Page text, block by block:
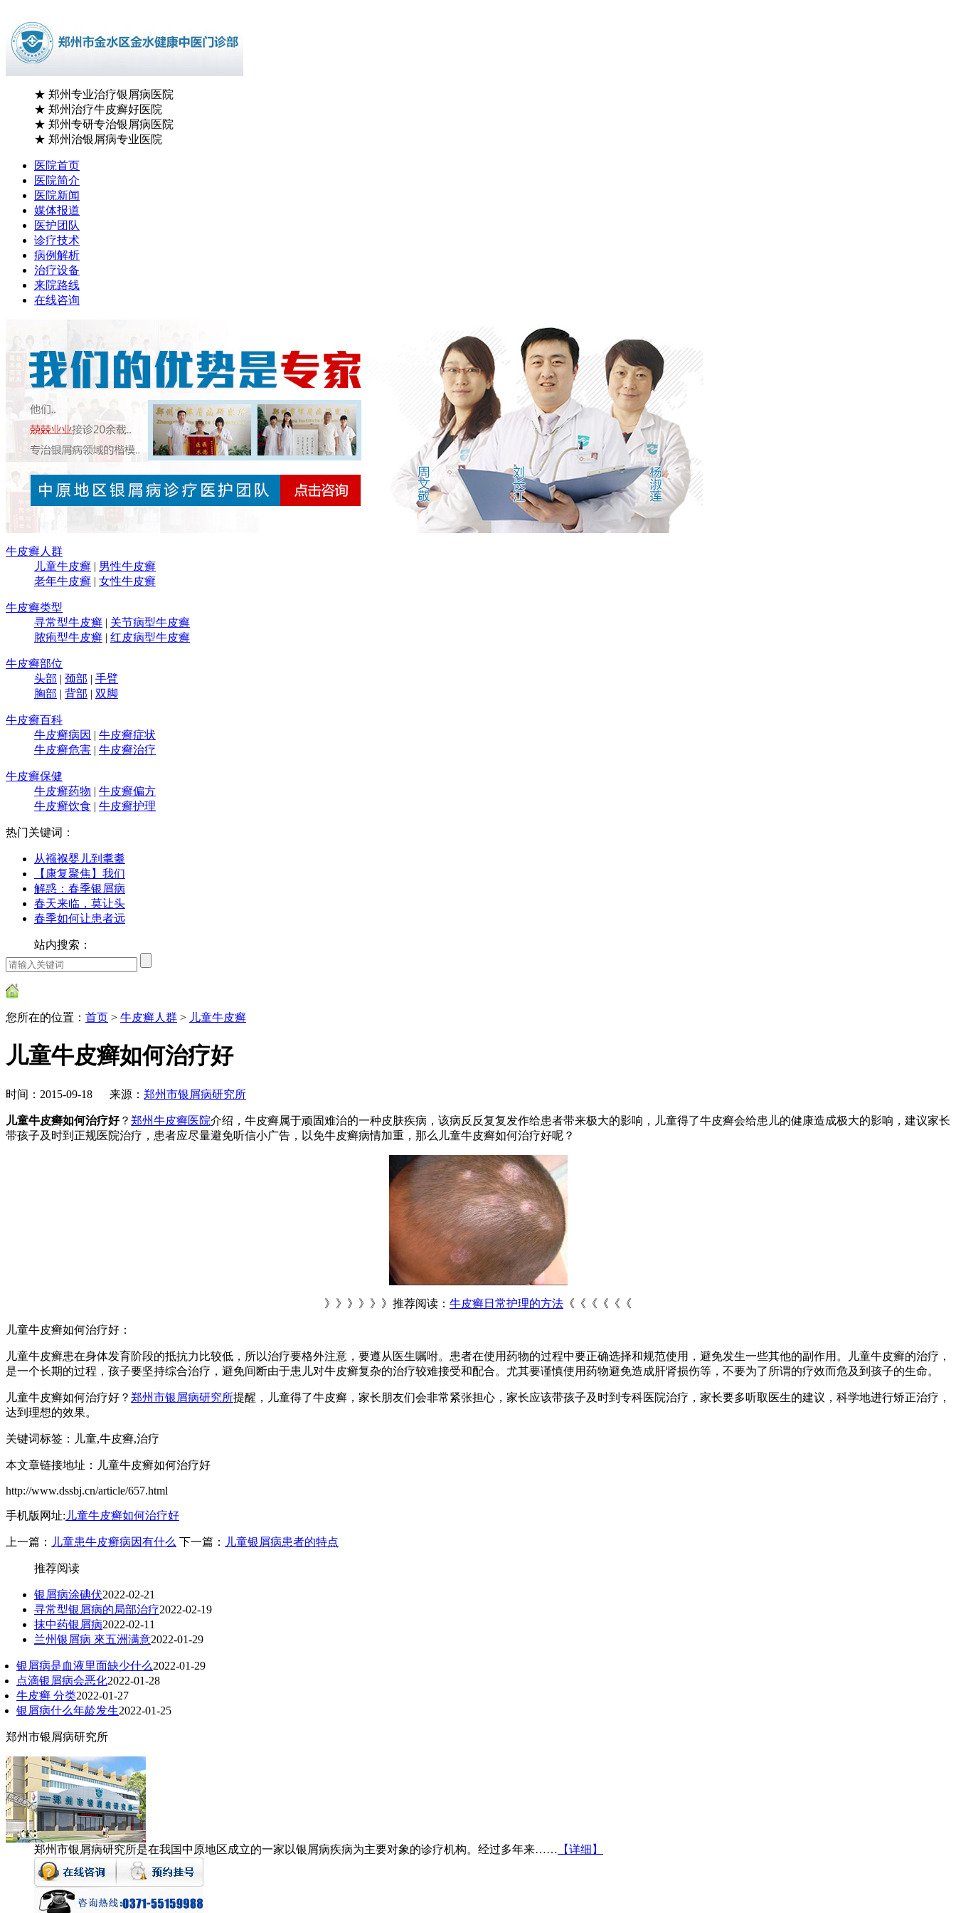
★ 郑州专业治疗银屑病医院
★ 郑州治疗牛皮癣好医院
★ 郑州专研专治银屑病医院
★ 郑州治银屑病专业医院
医院首页
医院简介
医院新闻
媒体报道
医护团队
诊疗技术
病例解析
治疗设备
来院路线
在线咨询
牛皮癣人群
儿童牛皮癣 | 男性牛皮癣
老年牛皮癣 | 女性牛皮癣
牛皮癣类型
寻常型牛皮癣 | 关节病型牛皮癣
脓疱型牛皮癣 | 红皮病型牛皮癣
牛皮癣部位
头部 | 颈部 | 手臂
胸部 | 背部 | 双脚
牛皮癣百科
牛皮癣病因 | 牛皮癣症状
牛皮癣危害 | 牛皮癣治疗
牛皮癣保健
牛皮癣药物 | 牛皮癣偏方
牛皮癣饮食 | 牛皮癣护理
热门关键词：
从襁褓婴儿到耄耋
【康复聚焦】我们
解惑：春季银屑病
春天来临，莫让头
春季如何让患者远
站内搜索：
您所在的位置： 首页 > 牛皮癣人群 > 儿童牛皮癣
儿童牛皮癣如何治疗好
时间：2015-09-18 来源： 郑州市银屑病研究所
儿童牛皮癣如何治疗好？ 郑州牛皮癣医院介绍，牛皮癣属于顽固难治的一种皮肤疾病，该病反反复复发作给患者带来极大的影响，儿童得了牛皮癣会给患儿的健康造成极大的影响，建议家长
带孩子及时到正规医院治疗，患者应尽量避免听信小广告，以免牛皮癣病情加重，那么儿童牛皮癣如何治疗好呢？
》》》》》》推荐阅读： 牛皮癣日常护理的方法 《《《《《《
儿童牛皮癣如何治疗好：
儿童牛皮癣患在身体发育阶段的抵抗力比较低，所以治疗要格外注意，要遵从医生嘱咐。患者在使用药物的过程中要正确选择和规范使用，避免发生一些其他的副作用。儿童牛皮癣的治疗，
是一个长期的过程，孩子要坚持综合治疗，避免间断由于患儿对牛皮癣复杂的治疗较难接受和配合。尤其要谨慎使用药物避免造成肝肾损伤等，不要为了所谓的疗效而危及到孩子的生命。
儿童牛皮癣如何治疗好？ 郑州市银屑病研究所提醒，儿童得了牛皮癣，家长朋友们会非常紧张担心，家长应该带孩子及时到专科医院治疗，家长要多听取医生的建议，科学地进行矫正治疗，
达到理想的效果。
关键词标签：儿童,牛皮癣,治疗
本文章链接地址：儿童牛皮癣如何治疗好
http://www.dssbj.cn/article/657.html
手机版网址: 儿童牛皮癣如何治疗好
上一篇： 儿童患牛皮癣病因有什么 下一篇： 儿童银屑病患者的特点
推荐阅读
银屑病涂碘伏2022-02-21
寻常型银屑病的局部治疗2022-02-19
抹中药银屑病2022-02-11
兰州银屑病 來五洲满意2022-01-29
银屑病是血液里面缺少什么2022-01-29
点滴银屑病会恶化2022-01-28
牛皮癣 分类2022-01-27
银屑病什么年龄发生2022-01-25
郑州市银屑病研究所
郑州市银屑病研究所是在我国中原地区成立的一家以银屑病疾病为主要对象的诊疗机构。经过多年来…… 【详细】